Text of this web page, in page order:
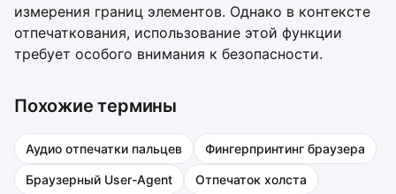
измерения границ элементов. Однако в контексте
отпечаткования, использование этой функции
требует особого внимания к безопасности.
Похожие термины
Аудио отпечатки пальцев Фингерпринтинг браузера
Браузерный User-Agent Отпечаток холста